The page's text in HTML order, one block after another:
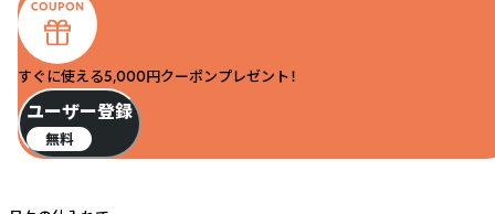
すぐに使える5,000円クーポンプレゼント！
ユーザー登録
無料